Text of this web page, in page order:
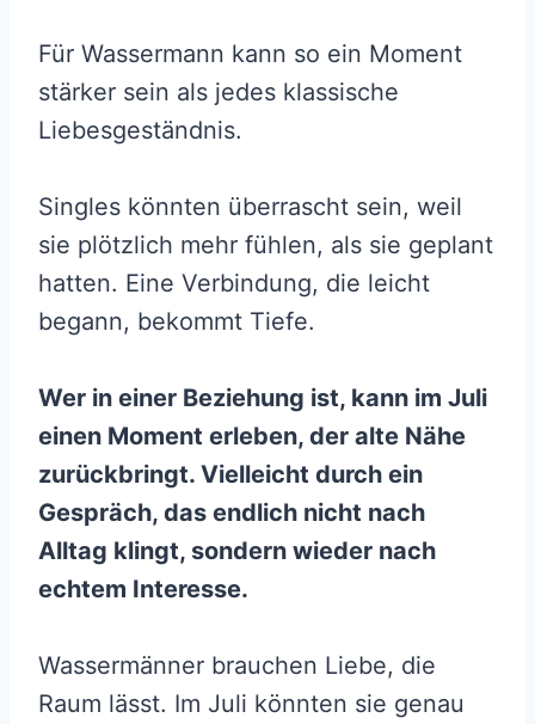
Für Wassermann kann so ein Moment
stärker sein als jedes klassische
Liebesgeständnis.
Singles könnten überrascht sein, weil
sie plötzlich mehr fühlen, als sie geplant
hatten. Eine Verbindung, die leicht
begann, bekommt Tiefe.
Wer in einer Beziehung ist, kann im Juli
einen Moment erleben, der alte Nähe
zurückbringt. Vielleicht durch ein
Gespräch, das endlich nicht nach
Alltag klingt, sondern wieder nach
echtem Interesse.
Wassermänner brauchen Liebe, die
Raum lässt. Im Juli könnten sie genau